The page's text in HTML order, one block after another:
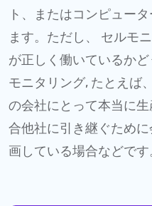
ト、またはコンピュー
ます。ただし、 セルモ
が正しく働いているか
モニタリング, たとえば
の会社にとって本当に
合他社に引き継ぐため
画している場合などです